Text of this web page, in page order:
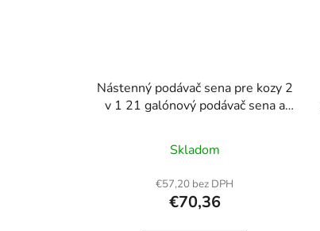
Nástenný podávač sena pre kozy 2
v 1 21 galónový podávač sena a
Skladom
€57,20 bez DPH
€70,36